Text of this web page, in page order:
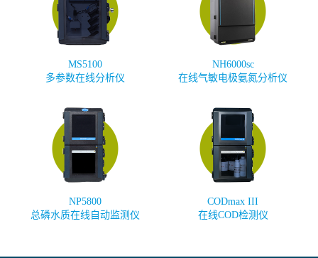
MS5100
多参数在线分析仪
NH6000sc
在线气敏电极氨氮分析仪
NP5800
总磷水质在线自动监测仪
CODmax III
在线COD检测仪